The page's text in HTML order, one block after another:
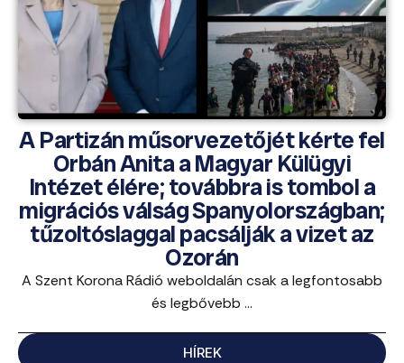
A Partizán műsorvezetőjét kérte fel
Orbán Anita a Magyar Külügyi
Intézet élére; továbbra is tombol a
migrációs válság Spanyolországban;
tűzoltóslaggal pacsálják a vizet az
Ozorán
A Szent Korona Rádió weboldalán csak a legfontosabb
és legbővebb ...
HÍREK